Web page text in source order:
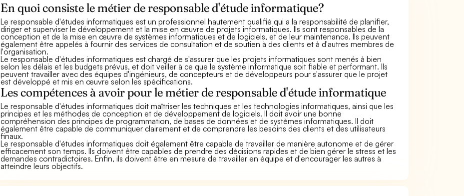
En quoi consiste le métier de responsable d'étude informatique?
Le responsable d'études informatiques est un professionnel hautement qualifié qui a la responsabilité de planifier,
diriger et superviser le développement et la mise en œuvre de projets informatiques. Ils sont responsables de la
conception et de la mise en œuvre de systèmes informatiques et de logiciels, et de leur maintenance. Ils peuvent
également être appelés à fournir des services de consultation et de soutien à des clients et à d'autres membres de
l'organisation.
Le responsable d'études informatiques est chargé de s'assurer que les projets informatiques sont menés à bien
selon les délais et les budgets prévus, et doit veiller à ce que le système informatique soit fiable et performant. Ils
peuvent travailler avec des équipes d'ingénieurs, de concepteurs et de développeurs pour s'assurer que le projet
est développé et mis en œuvre selon les spécifications.
Les compétences à avoir pour le métier de responsable d'étude informatique
Le responsable d'études informatiques doit maîtriser les techniques et les technologies informatiques, ainsi que les
principes et les méthodes de conception et de développement de logiciels. Il doit avoir une bonne
compréhension des principes de programmation, de bases de données et de systèmes informatiques. Il doit
également être capable de communiquer clairement et de comprendre les besoins des clients et des utilisateurs
finaux.
Le responsable d'études informatiques doit également être capable de travailler de manière autonome et de gérer
efficacement son temps. Ils doivent être capables de prendre des décisions rapides et de bien gérer le stress et les
demandes contradictoires. Enfin, ils doivent être en mesure de travailler en équipe et d'encourager les autres à
atteindre leurs objectifs.